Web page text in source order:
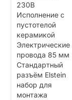
230В
Исполнение с
пустотелой
керамикой
Электрические
провода 85 мм
Стандартный
разъём Elstein
набор для
монтажа